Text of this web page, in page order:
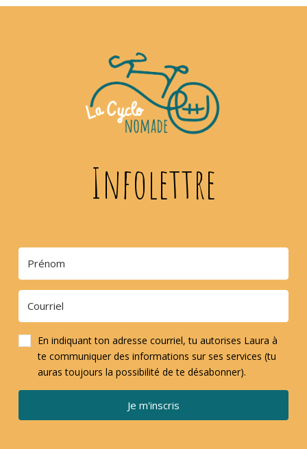
Infolettre
En indiquant ton adresse courriel, tu autorises Laura à
te communiquer des informations sur ses services (tu
auras toujours la possibilité de te désabonner).
Je m'inscris